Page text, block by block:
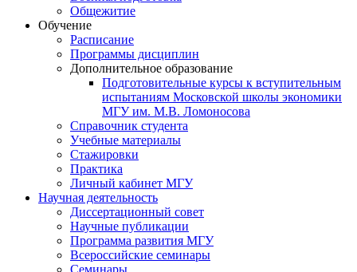
Общежитие
Обучение
Расписание
Программы дисциплин
Дополнительное образование
Подготовительные курсы к вступительным
испытаниям Московской школы экономики
МГУ им. М.В. Ломоносова
Справочник студента
Учебные материалы
Стажировки
Практика
Личный кабинет МГУ
Научная деятельность
Диссертационный совет
Научные публикации
Программа развития МГУ
Всероссийские семинары